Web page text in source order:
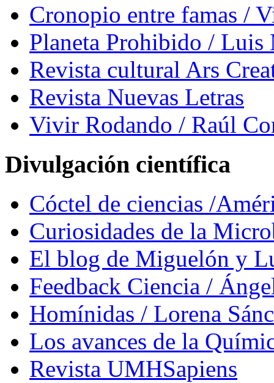
Cronopio entre famas /
Planeta Prohibido /
Revista cultural Ars
Revista Nuevas Letras
Vivir Rodando / Raúl
Divulgación científica
Cóctel de ciencias /
Curiosidades de la
El blog de Miguelón y
Feedback Ciencia /
Homínidas / Lorena
Los avances de la
Revista UMHSapiens